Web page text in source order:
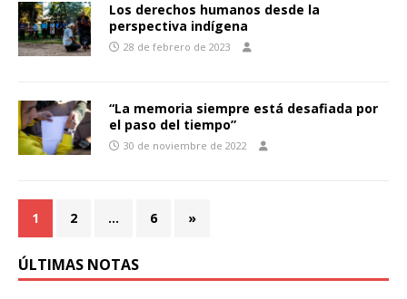
Los derechos humanos desde la
perspectiva indígena
28 de febrero de 2023
“La memoria siempre está desafiada por
el paso del tiempo”
30 de noviembre de 2022
1 2 … 6 »
ÚLTIMAS NOTAS